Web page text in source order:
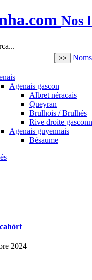
Nos
Agenais gascon
Albret néracais
Queyran
Brulhois / Brulhés
Rive droite
Agenais guyennais
Bésaume
2024